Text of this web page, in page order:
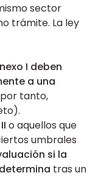
sector
trámite. La ley
I deben
a una
tanto,
o aquellos que
umbrales
si la
tras un